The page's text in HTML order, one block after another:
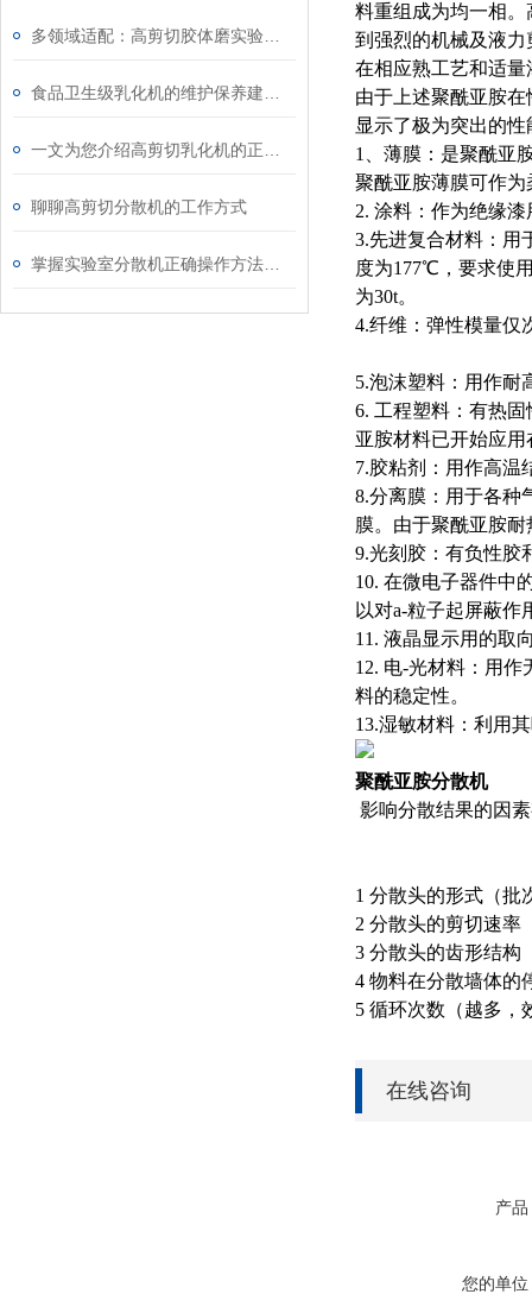
聊聊高剪切分散机的工作方式
料重组成为均一相
到强烈的机械及液
在相应熟工艺和适
由于上述聚酰亚胺
显示了极为突出的性
1、薄膜：是聚酰亚
聚酰亚胺薄膜可作
2. 涂料：作为绝缘
3.先进复合材料：用
度为177℃，要求使
为30t。
4.纤维：弹性模量仅
5.泡沫塑料：用作耐
6. 工程塑料：有热
亚胺材料已开始应
7.胶粘剂：用作高温
8.分离膜：用于各种
膜。由于聚酰亚胺
9.光刻胶：有负性胶
10. 在微电子器件中
以对a-粒子起屏蔽作
11. 液晶显示用的取
12. 电-光材料：用
料的稳定性。
13.湿敏材料：利用
聚酰亚胺分散机
影响分散结果的因
1 分散头的形式（批
2 分散头的剪切速率
3 分散头的齿形结构
4 物料在分散墙体的
5 循环次数（越多，
在线咨询
产品
您的单位